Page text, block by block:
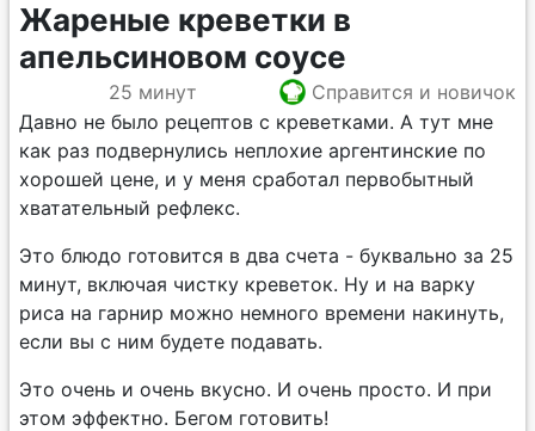
Жареные креветки в
апельсиновом соусе
25 минут
Справится и новичок
Давно не было рецептов с креветками. А тут мне
как раз подвернулись неплохие аргентинские по
хорошей цене, и у меня сработал первобытный
хватательный рефлекс.
Это блюдо готовится в два счета - буквально за 25
минут, включая чистку креветок. Ну и на варку
риса на гарнир можно немного времени накинуть,
если вы с ним будете подавать.
Это очень и очень вкусно. И очень просто. И при
этом эффектно. Бегом готовить!